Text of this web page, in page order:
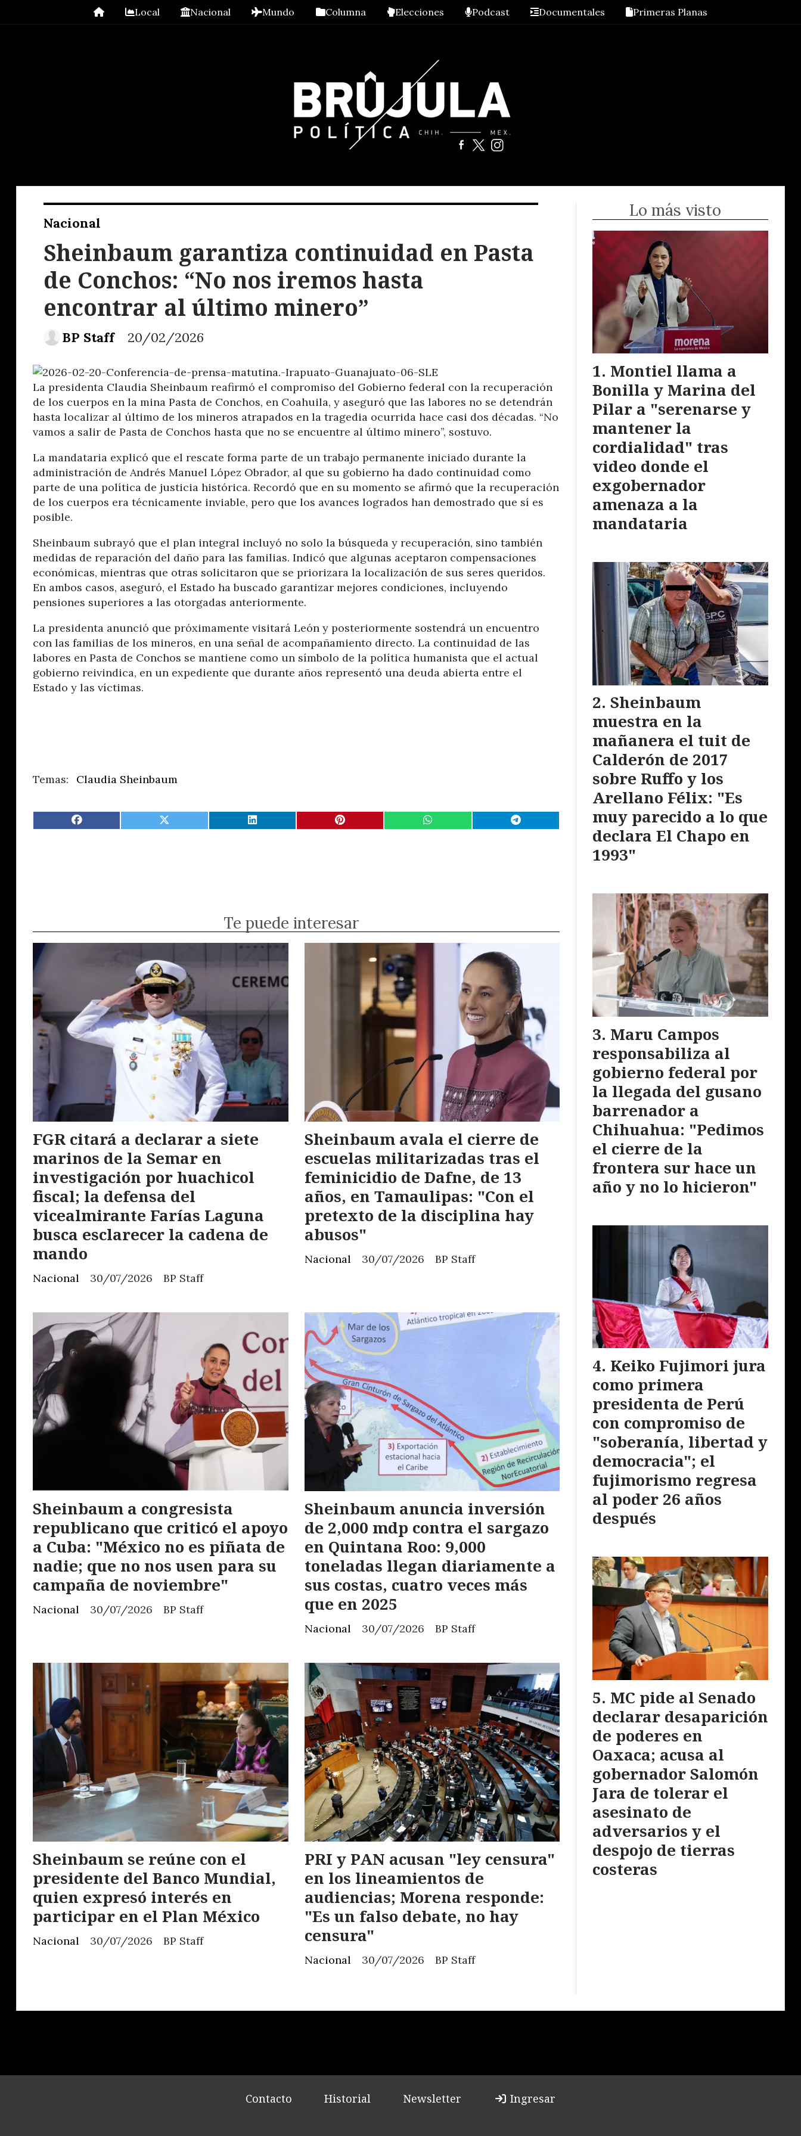
Local Nacional Mundo Columna Elecciones Podcast Documentales Primeras Planas
Sheinbaum garantiza continuidad en Pasta
de Conchos: “No nos iremos hasta
encontrar al último minero”
Nacional
20/02/2026
BP Staff
La presidenta Claudia Sheinbaum reafirmó el compromiso del Gobierno federal con la recuperación
de los cuerpos en la mina Pasta de Conchos, en Coahuila, y aseguró que las labores no se detendrán
hasta localizar al último de los mineros atrapados en la tragedia ocurrida hace casi dos décadas. “No
vamos a salir de Pasta de Conchos hasta que no se encuentre al último minero”, sostuvo.
La mandataria explicó que el rescate forma parte de un trabajo permanente iniciado durante la
administración de Andrés Manuel López Obrador, al que su gobierno ha dado continuidad como
parte de una política de justicia histórica. Recordó que en su momento se afirmó que la recuperación
de los cuerpos era técnicamente inviable, pero que los avances logrados han demostrado que sí es
posible.
Sheinbaum subrayó que el plan integral incluyó no solo la búsqueda y recuperación, sino también
medidas de reparación del daño para las familias. Indicó que algunas aceptaron compensaciones
económicas, mientras que otras solicitaron que se priorizara la localización de sus seres queridos.
En ambos casos, aseguró, el Estado ha buscado garantizar mejores condiciones, incluyendo
pensiones superiores a las otorgadas anteriormente.
La presidenta anunció que próximamente visitará León y posteriormente sostendrá un encuentro
con las familias de los mineros, en una señal de acompañamiento directo. La continuidad de las
labores en Pasta de Conchos se mantiene como un símbolo de la política humanista que el actual
gobierno reivindica, en un expediente que durante años representó una deuda abierta entre el
Estado y las víctimas.
Claudia Sheinbaum
Te puede interesar
FGR citará a declarar a siete
marinos de la Semar en
investigación por huachicol
fiscal; la defensa del
vicealmirante Farías Laguna
busca esclarecer la cadena de
mando
BP Staff
Nacional 30/07/2026
Sheinbaum avala el cierre de
escuelas militarizadas tras el
feminicidio de Dafne, de 13
años, en Tamaulipas: "Con el
pretexto de la disciplina hay
abusos"
BP Staff
Nacional 30/07/2026
Sheinbaum a congresista
republicano que criticó el apoyo
a Cuba: "México no es piñata de
nadie; que no nos usen para su
campaña de noviembre"
BP Staff
Nacional 30/07/2026
Sheinbaum anuncia inversión
de 2,000 mdp contra el sargazo
en Quintana Roo: 9,000
toneladas llegan diariamente a
sus costas, cuatro veces más
que en 2025
BP Staff
Nacional 30/07/2026
Sheinbaum se reúne con el
presidente del Banco Mundial,
quien expresó interés en
participar en el Plan México
BP Staff
Nacional 30/07/2026
PRI y PAN acusan "ley censura"
en los lineamientos de
audiencias; Morena responde:
"Es un falso debate, no hay
censura"
BP Staff
Nacional 30/07/2026
Lo más visto
Montiel llama a
Bonilla y Marina del
Pilar a "serenarse y
mantener la
cordialidad" tras
video donde el
exgobernador
amenaza a la
mandataria
Sheinbaum
muestra en la
mañanera el tuit de
Calderón de 2017
sobre Ruffo y los
Arellano Félix: "Es
muy parecido a lo que
declara El Chapo en
1993"
Maru Campos
responsabiliza al
gobierno federal por
la llegada del gusano
barrenador a
Chihuahua: "Pedimos
el cierre de la
frontera sur hace un
año y no lo hicieron"
Keiko Fujimori jura
como primera
presidenta de Perú
con compromiso de
"soberanía, libertad y
democracia"; el
fujimorismo regresa
al poder 26 años
después
MC pide al Senado
declarar desaparición
de poderes en
Oaxaca; acusa al
gobernador Salomón
Jara de tolerar el
asesinato de
adversarios y el
despojo de tierras
costeras
Contacto Historial Newsletter Ingresar